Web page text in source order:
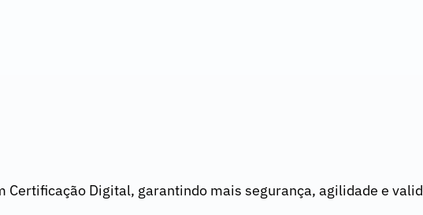
Certificação Digital, garantindo mais segurança, agilidade e